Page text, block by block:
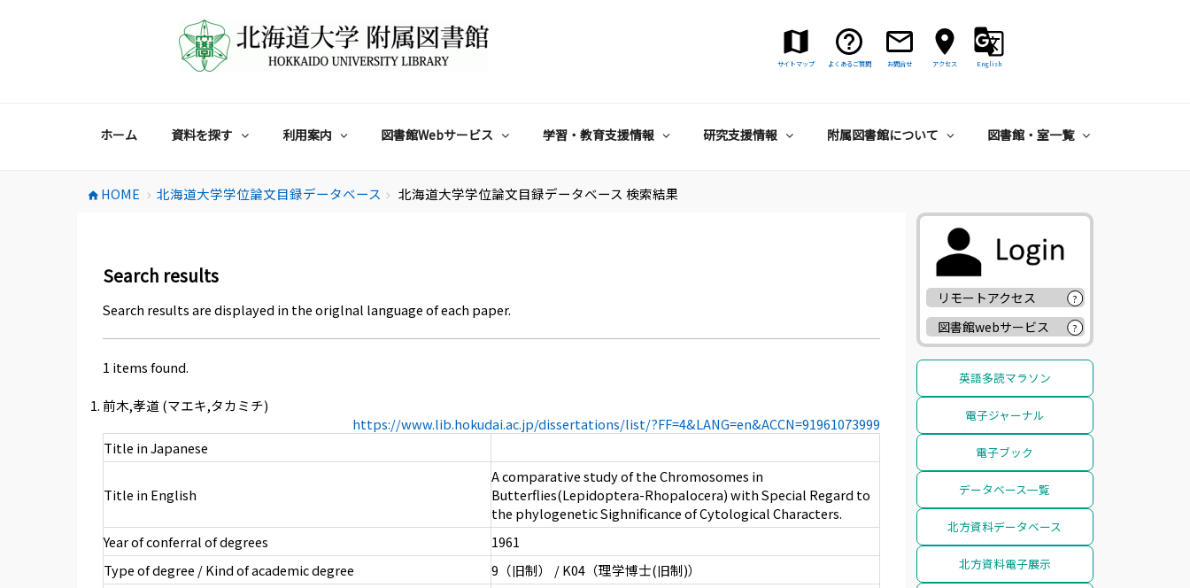
サイトマップ よくあるご質問 お問合せ アクセス English
ホーム 資料を探す 利用案内 図書館Webサービス 学習・教育支援情報 研究支援情報 附属図書館について 図書館・室一覧
home HOME chevron_right 北海道大学学位論文目録データベース chevron_right 北海道大学学位論文目録データベース 検索結果
Search results
Search results are displayed in the origlnal language of each paper.
1 items found.
前木,孝道 (マエキ,タカミチ)
https://www.lib.hokudai.ac.jp/dissertations/list/?FF=4&LANG=en&ACCN=91961073999
Title in Japanese
Title in English
A comparative study of the Chromosomes in
Butterflies(Lepidoptera-Rhopalocera) with Special Regard to
the phylogenetic Sighnificance of Cytological Characters.
Year of conferral of degrees
1961
Type of degree / Kind of academic degree
9（旧制） / K04（理学博士(旧制)）
リモートアクセス ?
図書館webサービス ?
英語多読マラソン
電子ジャーナル
電子ブック
データベース一覧
北方資料データベース
北方資料電子展示